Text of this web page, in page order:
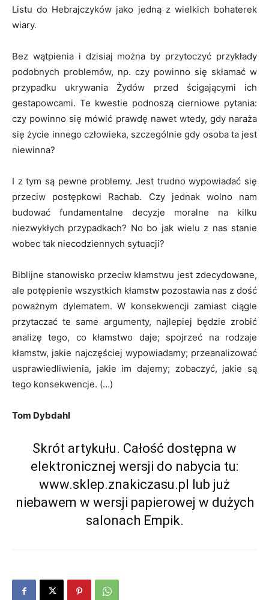
Listu do Hebrajczyków jako jedną z wielkich bohaterek
wiary.
Bez wątpienia i dzisiaj można by przytoczyć przykłady
podob­nych problemów, np. czy powinno się skłamać w
przy­padku ukrywania Żydów przed ścigającymi ich
gestapowcami. Te kwestie podnoszą cierniowe pytania:
czy powinno się mó­wić prawdę nawet wtedy, gdy naraża
się życie innego człowie­ka, szczególnie gdy oso­ba ta jest
niewinna?
I z tym są pewne problemy. Jest trudno wypowiadać się
przeciw postępkowi Rachab. Czy jednak wolno nam
budo­wać fundamentalne decyzje mo­ralne na kilku
niezwykłych przypadkach? No bo jak wielu z nas stanie
wobec tak nieco­dziennych sytuacji?
Biblijne stanowisko przeciw kłamstwu jest zdecydowane,
ale potępienie wszystkich kłamstw pozostawia nas z dość
poważ­nym dylematem. W konsekwen­cji zamiast ciągle
przytaczać te same argumenty, najlepiej będzie zrobić
analizę tego, co kłamstwo daje; spojrzeć na ro­dzaje
kłamstw, jakie najczę­ściej wypowiadamy; przeanalizować
usprawiedliwienia, jakie im da­jemy; zobaczyć, jakie są
tego kon­sekwencje. (…)
Tom Dybdahl
Skrót artykułu. Całość dostępna w
elektronicznej wersji do nabycia tu:
www.sklep.znakiczasu.pl lub już
niebawem w wersji papierowej w dużych
salonach Empik.